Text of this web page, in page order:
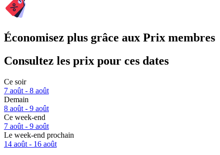
Économisez plus grâce aux Prix membres
Consultez les prix pour ces dates
Ce soir
7 août - 8 août
Demain
8 août - 9 août
Ce week-end
7 août - 9 août
Le week-end prochain
14 août - 16 août